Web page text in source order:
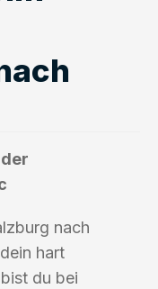
nach
hart
du bei